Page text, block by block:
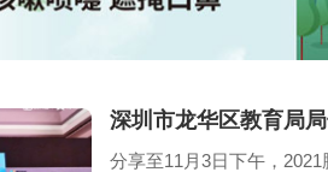
深圳市龙华区教育局
分享至11月3日下午，